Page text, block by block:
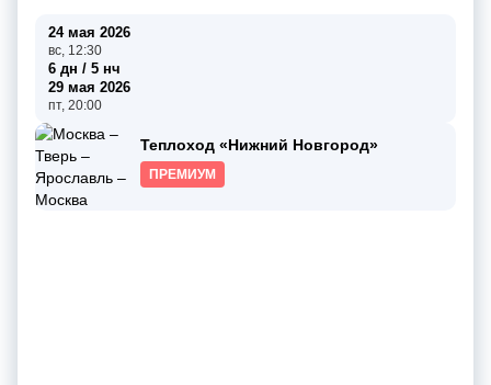
24 мая 2026
вс, 12:30
6 дн / 5 нч
29 мая 2026
пт, 20:00
Теплоход «Нижний Новгород»
ПРЕМИУМ